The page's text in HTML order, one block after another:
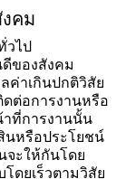
คม
วไป
ของสังคม
ค่าเกินปกติวิสัย
ต่อการงานหรือ
ที่การงานนั้น
นหรือประโยชน์
ะให้กันโดย
ดยเร็วตามวิสัย